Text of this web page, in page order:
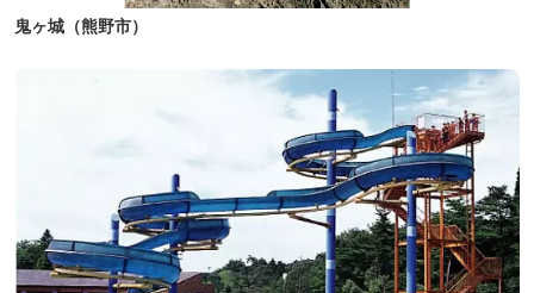
鬼ヶ城（熊野市）